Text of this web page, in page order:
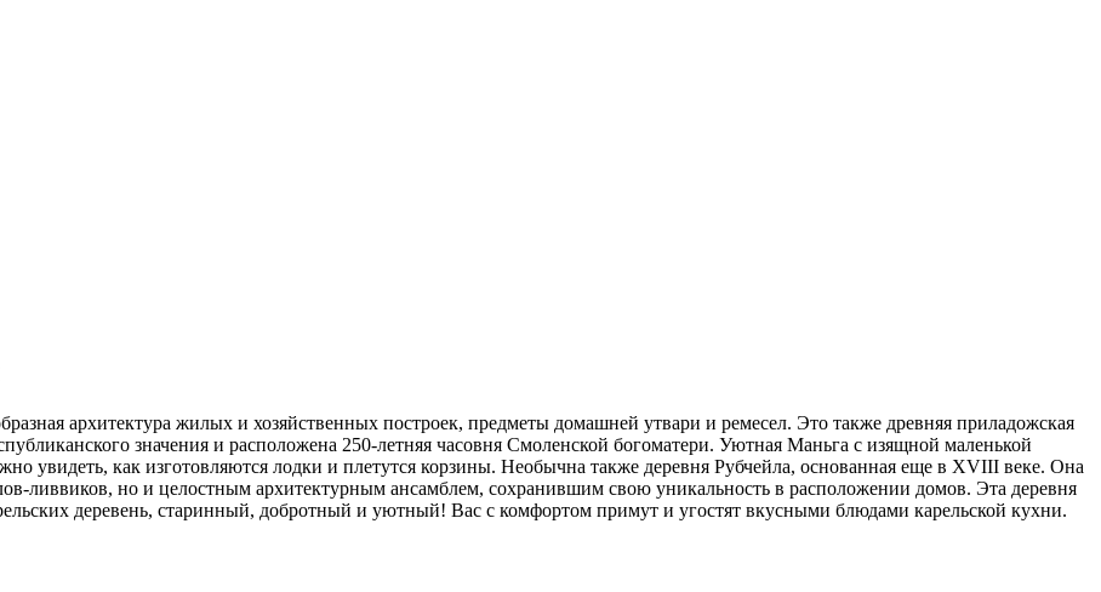
архитектура жилых и хозяйственных построек, предметы домашней утвари и ремесел. Это также древняя приладожская
значения и расположена 250-летняя часовня Смоленской богоматери. Уютная Маньга с изящной маленькой
увидеть, как изготовляются лодки и плетутся корзины. Необычна также деревня Рубчейла, основанная еще в XVIII веке. Она
ливвиков, но и целостным архитектурным ансамблем, сохранившим свою уникальность в расположении домов. Эта деревня
деревень, старинный, добротный и уютный! Вас с комфортом примут и угостят вкусными блюдами карельской кухни.